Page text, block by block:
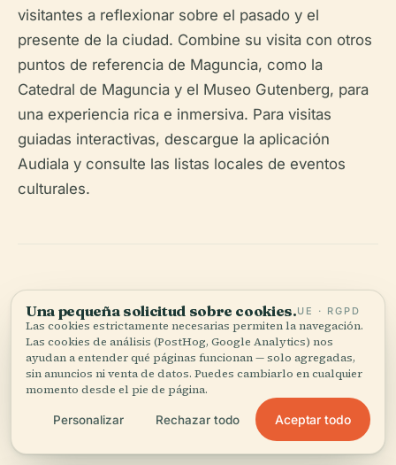
visitantes a reflexionar sobre el pasado y el
presente de la ciudad. Combine su visita con otros
puntos de referencia de Maguncia, como la
Catedral de Maguncia y el Museo Gutenberg, para
una experiencia rica e inmersiva. Para visitas
guiadas interactivas, descargue la aplicación
Audiala y consulte las listas locales de eventos
culturales.
Escucha la historia completa en la app
Una pequeña solicitud sobre cookies.UE · RGPD
Las cookies estrictamente necesarias permiten la navegación.
Las cookies de análisis (PostHog, Google Analytics) nos
ayudan a entender qué páginas funcionan — solo agregadas,
sin anuncios ni venta de datos. Puedes cambiarlo en cualquier
momento desde el pie de página.
Personalizar Rechazar todo Aceptar todo